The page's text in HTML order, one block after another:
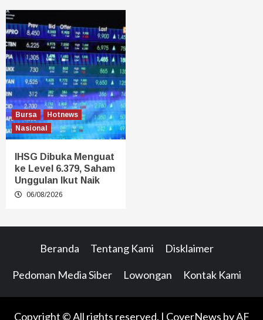
Bursa
Hotnews
Nasional
IHSG Dibuka Menguat
ke Level 6.379, Saham
Unggulan Ikut Naik
06/08/2026
Beranda Tentang Kami Disklaimer
Pedoman Media Siber Lowongan Kontak Kami
Copyright © All rights reserved. | CoverNews by AF